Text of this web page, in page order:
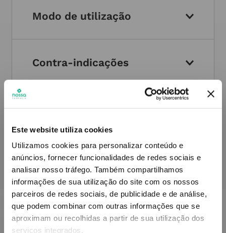
Este website utiliza cookies
Utilizamos cookies para personalizar conteúdo e
anúncios, fornecer funcionalidades de redes sociais e
analisar nosso tráfego. Também compartilhamos
informações de sua utilização do site com os nossos
parceiros de redes sociais, de publicidade e de análise,
que podem combinar com outras informações que se
aproximam ou recolhidas a partir de sua utilização dos
serviços integrados.
Modo de utilização
Contra-indicações
Informações técnicas
PODERÁ TAMBÉM GOSTAR